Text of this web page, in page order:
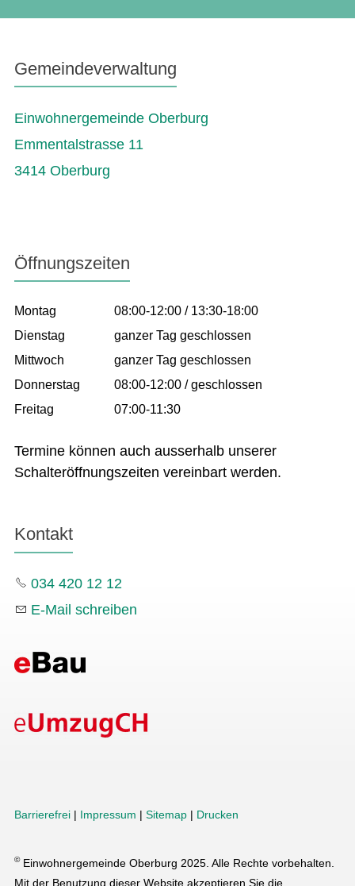
Gemeindeverwaltung
Einwohnergemeinde Oberburg
Emmentalstrasse 11
3414 Oberburg
Öffnungszeiten
Montag
08:00-12:00 / 13:30-18:00
Dienstag
ganzer Tag geschlossen
Mittwoch
ganzer Tag geschlossen
Donnerstag
08:00-12:00 / geschlossen
Freitag
07:00-11:30
Termine können auch ausserhalb unserer
Schalteröffnungszeiten vereinbart werden.
Kontakt
034 420 12 12
E-Mail schreiben
©Einwohnergemeinde Oberburg 2025. Alle Rechte vorbehalten.
Mit der Benutzung dieser Website akzeptieren Sie die
Barrierefrei | Impressum | Sitemap | Drucken